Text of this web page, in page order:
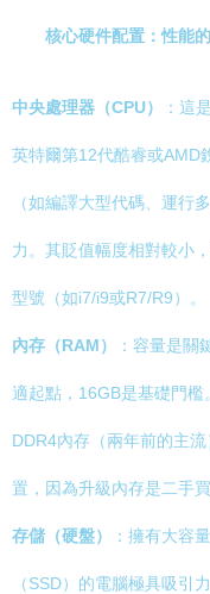
核心硬件配置：性能
中央處理器（CPU） ：這
英特爾第12代酷睿或AMD
（如編譯大型代碼、運行
力。其貶值幅度相對較小
型號（如i7/i9或R7/R9）。
內存（RAM） ：容量是關
適起點，16GB是基礎門
DDR4內存（兩年前的主
置，因為升級內存是二手
存儲（硬盤） ：擁有大容
（SSD）的電腦極具吸引